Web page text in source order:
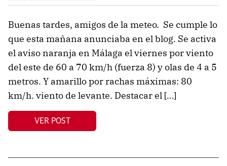
Buenas tardes, amigos de la meteo. Se cumple lo
que esta mañana anunciaba en el blog. Se activa
el aviso naranja en Málaga el viernes por viento
del este de 60 a 70 km/h (fuerza 8) y olas de 4 a 5
metros. Y amarillo por rachas máximas: 80
km/h. viento de levante. Destacar el […]
VER POST